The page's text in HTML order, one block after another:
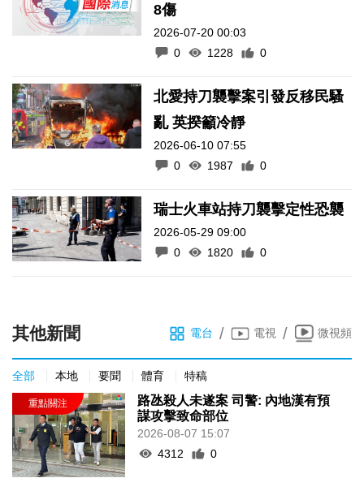
8傷
2026-07-20 00:03
0
1228 0
北愛持刀襲擊案引發反移民騷
亂 英揆籲冷靜
2026-06-10 07:55
0
1987 0
瑞士火車站持刀襲擊定性恐襲
2026-05-29 09:00
0
1820 0
其他新聞 電台 / 電視 / 微視頻
全部 本地 要聞 體育 特稿
路氹殺人未遂案 司警: 內地漢有預
謀攻擊致命部位
2026-08-07 15:07
4312
0